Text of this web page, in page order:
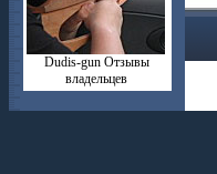
Dudis-gun Отзывы
владельцев